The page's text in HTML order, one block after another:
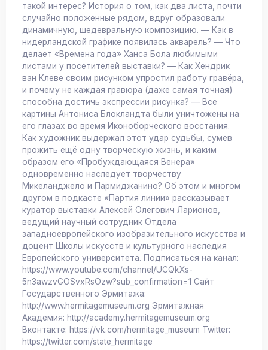
такой интерес? История о том, как два листа, почти
случайно положенные рядом, вдруг образовали
динамичную, шедевральную композицию. — Как в
нидерландской графике появилась акварель? — Что
делает «Времена года» Ханса Бола любимыми
листами у посетителей выставки? — Как Хендрик
ван Клеве своим рисунком упростил работу гравёра,
и почему не каждая гравюра (даже самая точная)
способна достичь экспрессии рисунка? — Все
картины Антониса Блокландта были уничтожены на
его глазах во время Иконоборческого восстания.
Как художник выдержал этот удар судьбы, сумев
прожить ещё одну творческую жизнь, и каким
образом его «Пробуждающаяся Венера»
одновременно наследует творчеству
Микеланджело и Пармиджанино? Об этом и многом
другом в подкасте «Партия линии» рассказывает
куратор выставки Алексей Олегович Ларионов,
ведущий научный сотрудник Отдела
западноевропейского изобразительного искусства и
доцент Школы искусств и культурного наследия
Европейского университета. Подписаться на канал:
https://www.youtube.com/channel/UCQkXs-
5n3awzvGOSvxRsOzw?sub_confirmation=1 Сайт
Государственного Эрмитажа:
http://www.hermitagemuseum.org Эрмитажная
Академия: http://academy.hermitagemuseum.org
Вконтакте: https://vk.com/hermitage_museum Twitter:
https://twitter.com/state_hermitage